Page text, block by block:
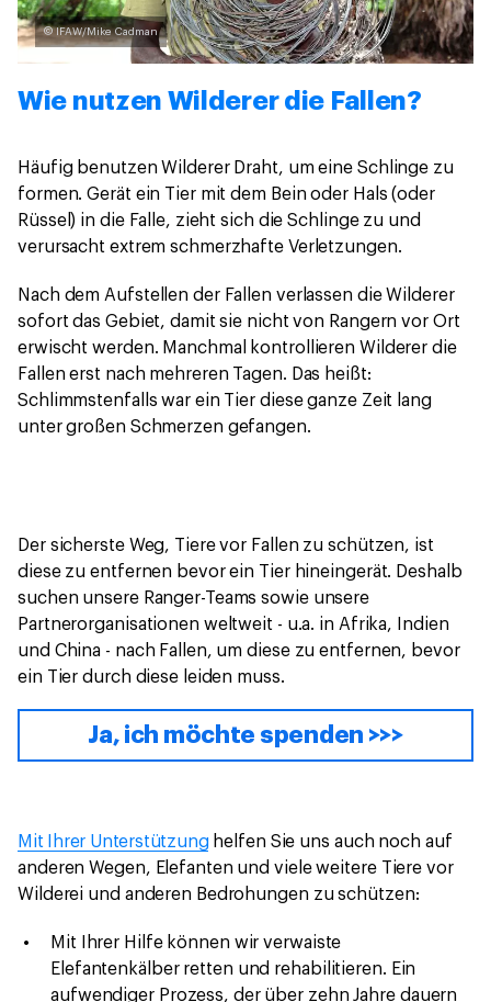
© IFAW/Mike Cadman
Wie nutzen Wilderer die Fallen?
Häufig benutzen Wilderer Draht, um eine Schlinge zu
formen. Gerät ein Tier mit dem Bein oder Hals (oder
Rüssel) in die Falle, zieht sich die Schlinge zu und
verursacht extrem schmerzhafte Verletzungen.
Nach dem Aufstellen der Fallen verlassen die Wilderer
sofort das Gebiet, damit sie nicht von Rangern vor Ort
erwischt werden. Manchmal kontrollieren Wilderer die
Fallen erst nach mehreren Tagen. Das heißt:
Schlimmstenfalls war ein Tier diese ganze Zeit lang
unter großen Schmerzen gefangen.
Der sicherste Weg, Tiere vor Fallen zu schützen, ist
diese zu entfernen bevor ein Tier hineingerät. Deshalb
suchen unsere Ranger-Teams sowie unsere
Partnerorganisationen weltweit - u.a. in Afrika, Indien
und China - nach Fallen, um diese zu entfernen, bevor
ein Tier durch diese leiden muss.
Ja, ich möchte spenden >>>
Mit Ihrer Unterstützunghelfen Sie uns auch noch auf
anderen Wegen, Elefanten und viele weitere Tiere vor
Wilderei und anderen Bedrohungen zu schützen:
Mit Ihrer Hilfe können wir verwaiste
Elefantenkälber retten und rehabilitieren. Ein
aufwendiger Prozess, der über zehn Jahre dauern